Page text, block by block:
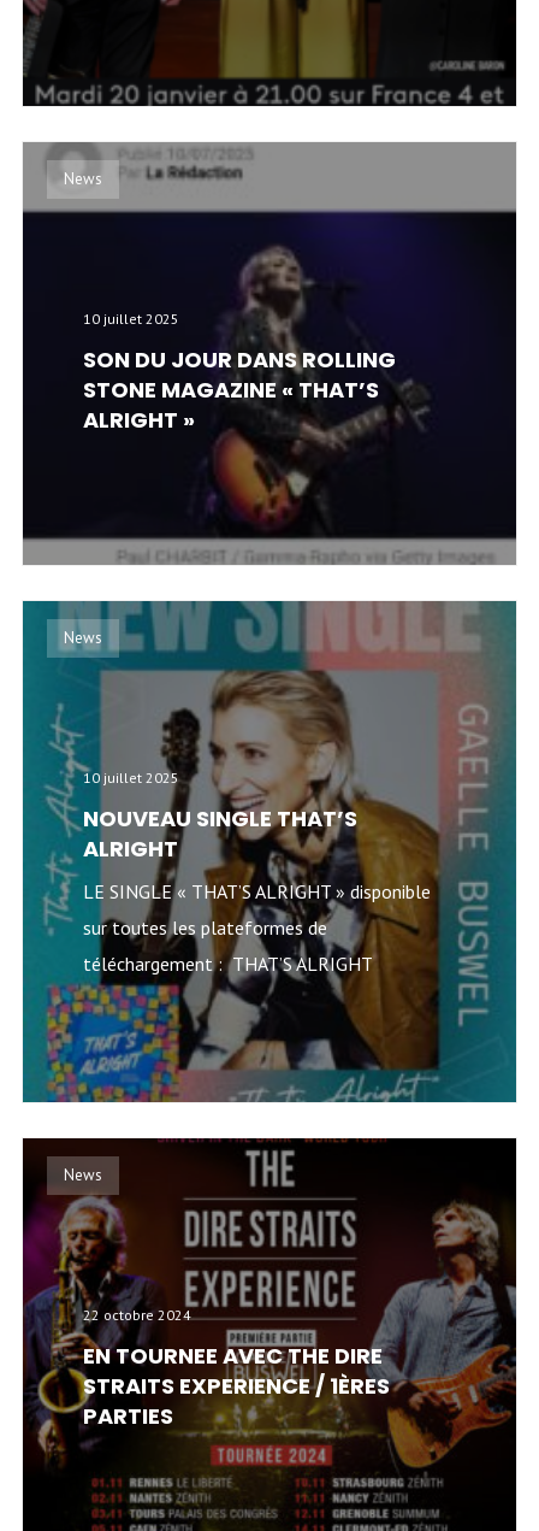
News
10 juillet 2025
SON DU JOUR DANS ROLLING
STONE MAGAZINE « THAT’S
ALRIGHT »
News
10 juillet 2025
NOUVEAU SINGLE THAT’S
ALRIGHT
LE SINGLE « THAT’S ALRIGHT » disponible
sur toutes les plateformes de
téléchargement : THAT’S ALRIGHT
News
22 octobre 2024
EN TOURNEE AVEC THE DIRE
STRAITS EXPERIENCE / 1ÈRES
PARTIES